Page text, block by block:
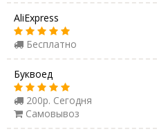
AliExpress
Бесплатно
Буквоед
200р. Сегодня
Самовывоз